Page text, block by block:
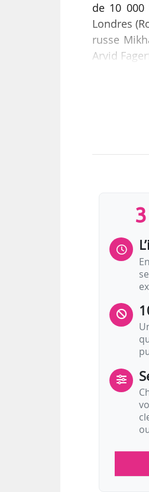
de 10
Londres
russe
Arvid
a
Cesti